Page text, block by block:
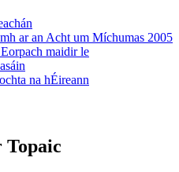
ar an Acht um Míchumas 2005
maidir le
na hÉireann